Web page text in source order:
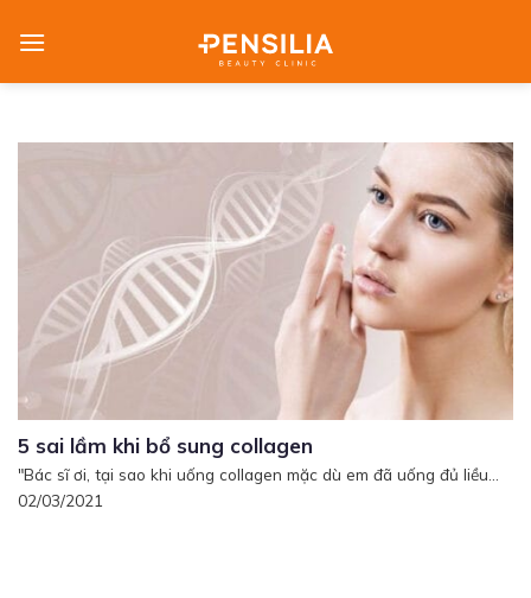
5 sai lầm khi bổ sung collagen
"Bác sĩ ơi, tại sao khi uống collagen mặc dù em đã uống đủ liều...
02/03/2021